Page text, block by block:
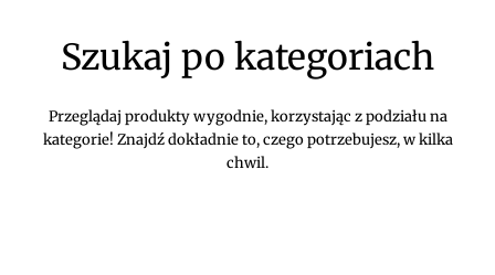
Szukaj po kategoriach
Przeglądaj produkty wygodnie, korzystając z podziału na
kategorie! Znajdź dokładnie to, czego potrzebujesz, w kilka
chwil.